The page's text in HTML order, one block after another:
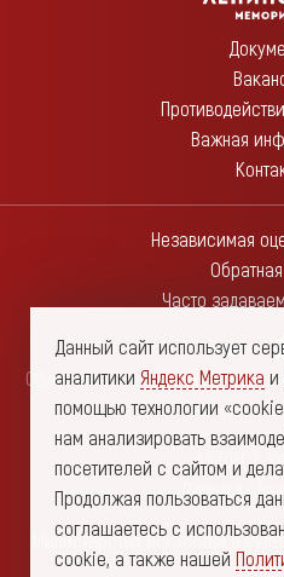
Важная
Независимая
Часто
Областное государственное
"Ленинский
432017, г.
Площадь
Министерство искусства и
Данный сайт использует
аналитики Яндекс Метрика и
помощью технологии
нам анализировать
посетителей с сайтом и
Продолжая пользоваться
соглашаетесь с
cookie, а также нашей